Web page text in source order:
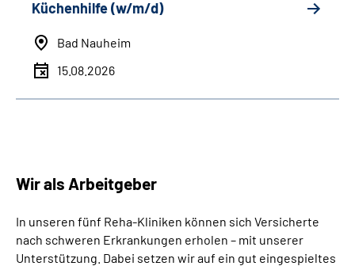
Küchenhilfe (w/m/d)
Bad Nauheim
15.08.2026
Wir als Arbeitgeber
In unseren fünf Reha-Kliniken können sich Versicherte
nach schweren Erkrankungen erholen – mit unserer
Unterstützung. Dabei setzen wir auf ein gut eingespieltes